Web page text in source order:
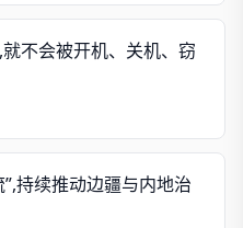
不会被开机、关机、窃
持续推动边疆与内地治